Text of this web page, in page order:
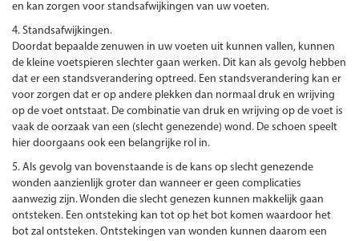
en kan zorgen voor standsafwijkingen van uw voeten.
4. Standsafwijkingen.
Doordat bepaalde zenuwen in uw voeten uit kunnen vallen, kunnen
de kleine voetspieren slechter gaan werken. Dit kan als gevolg hebben
dat er een standsverandering optreed. Een standsverandering kan er
voor zorgen dat er op andere plekken dan normaal druk en wrijving
op de voet ontstaat. De combinatie van druk en wrijving op de voet is
vaak de oorzaak van een (slecht genezende) wond. De schoen speelt
hier doorgaans ook een belangrijke rol in.
5. Als gevolg van bovenstaande is de kans op slecht genezende
wonden aanzienlijk groter dan wanneer er geen complicaties
aanwezig zijn. Wonden die slecht genezen kunnen makkelijk gaan
ontsteken. Een ontsteking kan tot op het bot komen waardoor het
bot zal ontsteken. Ontstekingen van wonden kunnen daarom een